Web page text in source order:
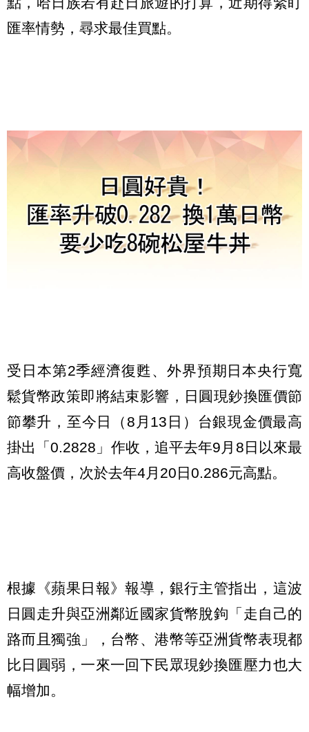
匯率情勢，尋求最佳買點。
受日本第2季經濟復甦、外界預期日本央行寬
鬆貨幣政策即將結束影響，日圓現鈔換匯價節
節攀升，至今日（8月13日）台銀現金價最高
掛出「0.2828」作收，追平去年9月8日以來最
高收盤價，次於去年4月20日0.286元高點。
根據《蘋果日報》報導，銀行主管指出，這波
日圓走升與亞洲鄰近國家貨幣脫鉤「走自己的
路而且獨強」，台幣、港幣等亞洲貨幣表現都
比日圓弱，一來一回下民眾現鈔換匯壓力也大
幅增加。